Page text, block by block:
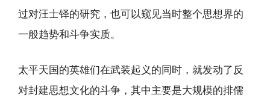
过对汪士铎的研究，也可以窥见当时整个思想界的
一般趋势和斗争实质。
太平天国的英雄们在武装起义的同时，就发动了反
对封建思想文化的斗争，其中主要是大规模的排儒